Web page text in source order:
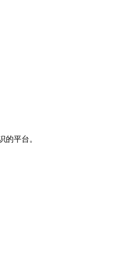
的平台。